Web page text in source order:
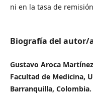
ni en la tasa de
Biografía del autor/
Gustavo Aroca
Facultad de Medicina,
Barranquilla, Colombia.